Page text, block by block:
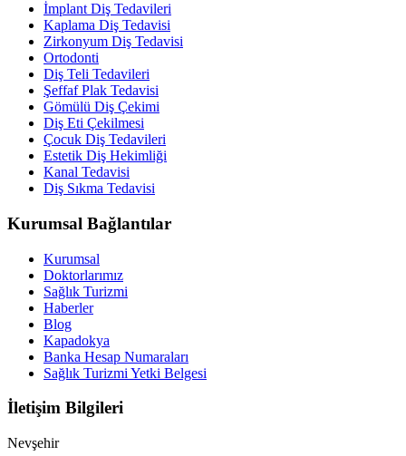
İmplant Diş Tedavileri
Kaplama Diş Tedavisi
Zirkonyum Diş Tedavisi
Ortodonti
Diş Teli Tedavileri
Şeffaf Plak Tedavisi
Gömülü Diş Çekimi
Diş Eti Çekilmesi
Çocuk Diş Tedavileri
Estetik Diş Hekimliği
Kanal Tedavisi
Diş Sıkma Tedavisi
Kurumsal Bağlantılar
Kurumsal
Doktorlarımız
Sağlık Turizmi
Haberler
Blog
Kapadokya
Banka Hesap Numaraları
Sağlık Turizmi Yetki Belgesi
İletişim Bilgileri
Nevşehir